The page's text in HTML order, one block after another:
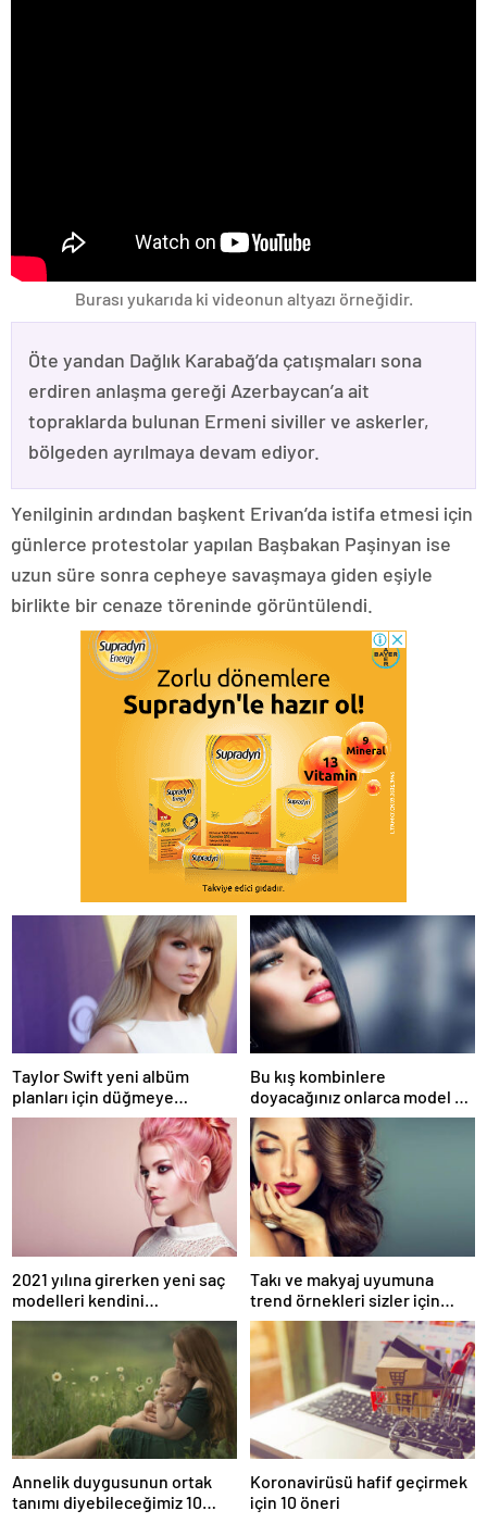
Burası yukarıda ki videonun altyazı örneğidir.
Öte yandan Dağlık Karabağ’da çatışmaları sona
erdiren anlaşma gereği Azerbaycan’a ait
topraklarda bulunan Ermeni siviller ve askerler,
bölgeden ayrılmaya devam ediyor.
Yenilginin ardından başkent Erivan’da istifa etmesi için
günlerce protestolar yapılan Başbakan Paşinyan ise
uzun süre sonra cepheye savaşmaya giden eşiyle
birlikte bir cenaze töreninde görüntülendi.
Taylor Swift yeni albüm
planları için düğmeye
bastığını sosyal medyadan
Bu kış kombinlere
doyacağınız onlarca model ve
onlarca detay.
2021 yılına girerken yeni saç
modelleri kendini
göstermeye başladı.
Takı ve makyaj uyumuna
trend örnekleri sizler için
derledik.
Annelik duygusunun ortak
tanımı diyebileceğimiz 10
Koronavirüsü hafif geçirmek
için 10 öneri